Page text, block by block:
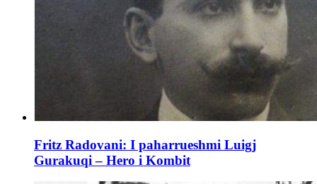
Fritz Radovani: I paharrueshmi Luigj
Gurakuqi – Hero i Kombit